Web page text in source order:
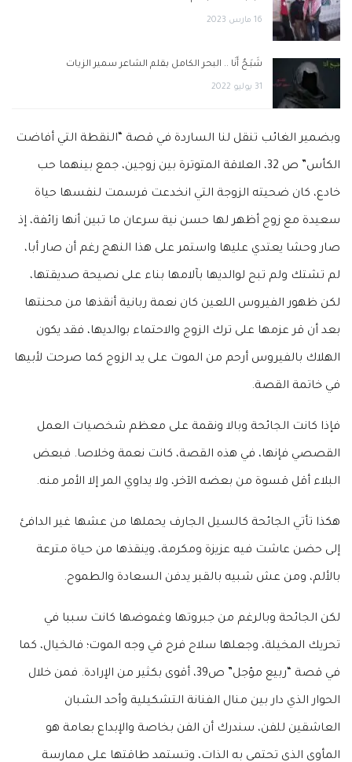
16 مارس 2023
شَبَـحٌ أَنَا .. البحر الكامل بقلم الشاعر سمير الزيات
31 يوليو 2022
وبضمير الغائب تنقل لنا الساردة في قصة “النقطة التي أفاضت
الكأس” ص 32، العلاقة المتوترة بين زوجين، جمع بينهما حب
خادع، كان ضحيته الزوجة التي انخدعت فرسمت لنفسها حياة
سعيدة مع زوج أظهر لها حسن نية سرعان ما تبين أنها زائفة، إذ
صار وحشا يعتدي عليها واستمر على هذا النهج رغم أن صار أبا،
لم تشتك ولم تبح لوالديها بآلامها بناء على نصيحة صديقتها،
لكن ظهور الفيروس اللعين كان نعمة ربانية أنقذها من محنتها
بعد أن قر عزمها على ترك الزوج والاحتماء بوالديها، فقد يكون
الهلاك بالفيروس أرحم من الموت على يد الزوج كما صرحت لأبيها
في خاتمة القصة.
فإذا كانت الجائحة وبالا ونقمة على معظم شخصيات العمل
القصصي فإنها، في هذه القصة، كانت نعمة وخلاصا. فبعض
البلاء أقل قسوة من بعضه الآخر، ولا يداوي المر إلا الأمر منه.
هكذا تأتي الجائحة كالسيل الجارف يحملها من عشها غير الدافئ
إلى حضن عاشت فيه عزيزة ومكرمة، وينقذها من حياة مترعة
بالألم، ومن عش شبيه بالقبر يدفن السعادة والطموح.
لكن الجائحة وبالرغم من جبروتها وغموضها كانت سببا في
تحريك المخيلة، وجعلها سلاح فرح في وجه الموت؛ فالخيال، كما
في قصة “ربيع مؤجل” ص39، أقوى بكثير من الإرادة. فمن خلال
الحوار الذي دار بين منال الفنانة التشكيلية وأحد الشبان
العاشقين للفن، سندرك أن الفن بخاصة والإبداع بعامة هو
المأوى الذي تحتمي به الذات، وتستمد طاقتها على ممارسة